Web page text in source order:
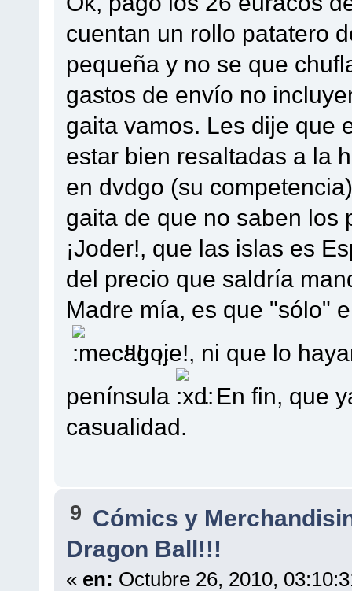
cuentan un rollo patatero
pequeña y no se que
gastos de envío no
gaita vamos. Les dije que
estar bien resaltadas a la
en dvdgo (su
gaita de que no saben los
¡Joder!, que las islas es
del precio que saldría
Madre mía, es que "sólo"
!!!, ¡je!, ni que lo
península
. En fin, que
casualidad.
9 Cómics y
Dragon Ball!!!
« en: Octubre 26, 2010,